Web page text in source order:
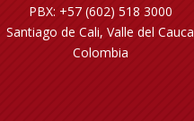
PBX: +57 (602) 518 3000
Santiago de Cali, Valle del Cauca
Colombia